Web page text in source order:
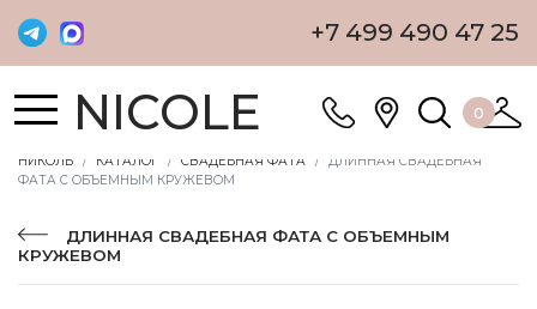
+7 499 490 47 25
NICOLE 0
НИКОЛЬ КАТАЛОГ СВАДЕБНАЯ ФАТА
ДЛИННАЯ СВАДЕБНАЯ
ФАТА С ОБЪЕМНЫМ КРУЖЕВОМ
ДЛИННАЯ СВАДЕБНАЯ ФАТА С ОБЪЕМНЫМ
КРУЖЕВОМ